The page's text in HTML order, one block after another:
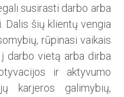
susirasti darbo arba
Dalis šių klientų vengia
rūpinasi vaikais
darbo vietą arba dirba
ir aktyvumo
karjeros galimybių,